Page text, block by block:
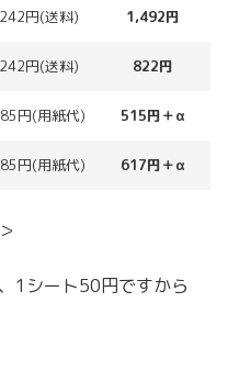
242円(送料) 1,492円
242円(送料) 822円
円(用紙代) 515円＋α
円(用紙代) 617円＋α
1シート50円ですから